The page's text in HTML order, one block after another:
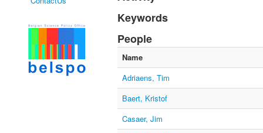
Keywords
People
Name
Adriaens, Tim
Baert, Kristof
Casaer, Jim